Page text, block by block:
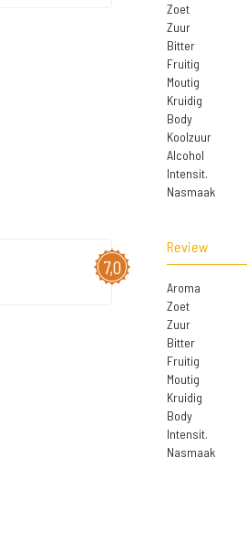
Zoet
Zuur
Bitter
Fruitig
Moutig
Kruidig
Body
Koolzuur
Alcohol
Intensit.
Nasmaak
7,0
Review
Aroma
Zoet
Zuur
Bitter
Fruitig
Moutig
Kruidig
Body
Intensit.
Nasmaak